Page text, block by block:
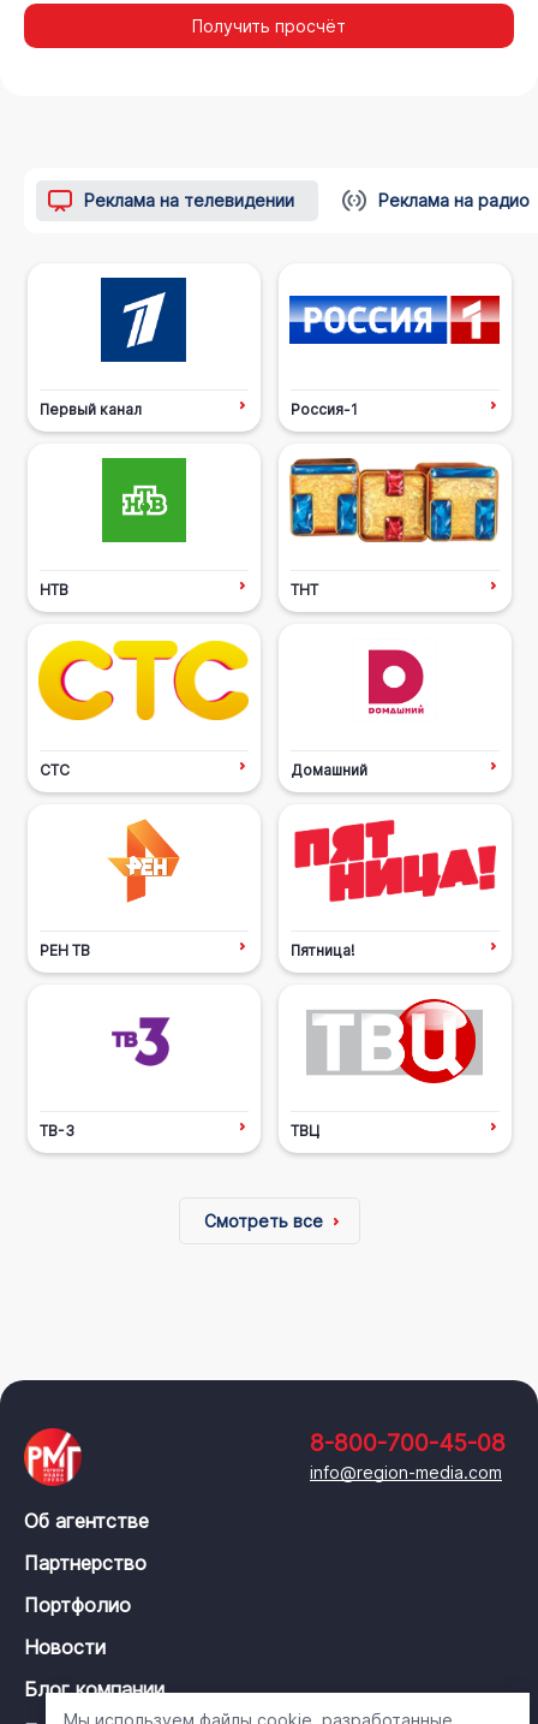
Получить просчёт
Реклама на телевидении Реклама на радио
Первый канал Россия-1
НТВ ТНТ
СТС Домашний
РЕН ТВ Пятница!
ТВ-3 ТВЦ
Смотреть все
8-800-700-45-08
info@region-media.com
Об агентстве
Партнерство
Портфолио
Новости
Блог компании
Мы используем файлы cookie, разработанные